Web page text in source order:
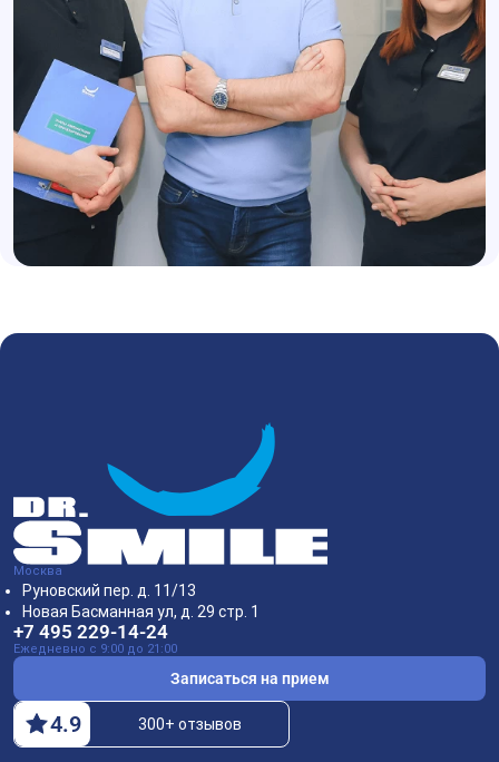
Москва
Руновский пер. д. 11/13
Новая Басманная ул, д. 29 стр. 1
+7 495 229-14-24
Ежедневно с 9:00 до 21:00
Записаться на прием
4.9 300+ отзывов